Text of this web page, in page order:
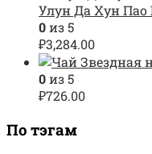
Улун Да Хун
0из 5
₽3,284.00
0из 5
₽726.00
По тэгам